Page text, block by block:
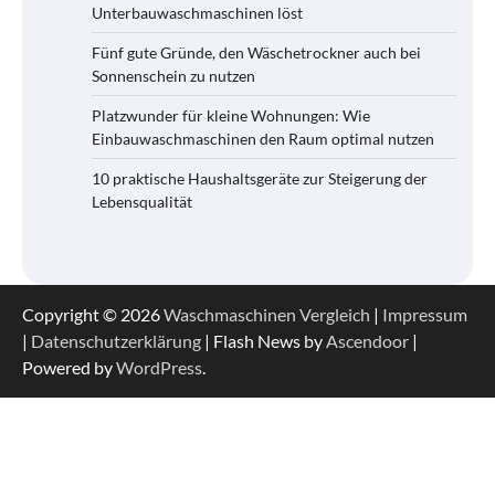
Unterbauwaschmaschinen löst
Fünf gute Gründe, den Wäschetrockner auch bei
Sonnenschein zu nutzen
Platzwunder für kleine Wohnungen: Wie
Einbauwaschmaschinen den Raum optimal nutzen
10 praktische Haushaltsgeräte zur Steigerung der
Lebensqualität
Copyright © 2026Waschmaschinen Vergleich | Impressum
| Datenschutzerklärung | Flash News byAscendoor |
Powered byWordPress.